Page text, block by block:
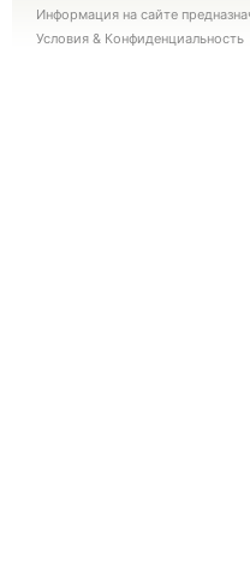
Информация на сайте
Условия & Конфиденциальность